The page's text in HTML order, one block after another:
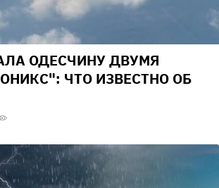
ОДЕСЧИНУ ДВУМЯ
ЧТО ИЗВЕСТНО ОБ